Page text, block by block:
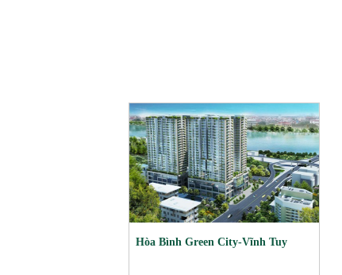
Hòa Bình Green City-Vĩnh Tuy